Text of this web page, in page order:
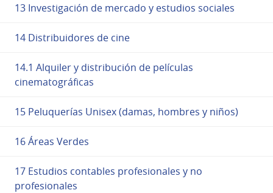
13 Investigación de mercado y estudios sociales
14 Distribuidores de cine
14.1 Alquiler y distribución de películas
cinematográficas
15 Peluquerías Unisex (damas, hombres y niños)
16 Áreas Verdes
17 Estudios contables profesionales y no
profesionales